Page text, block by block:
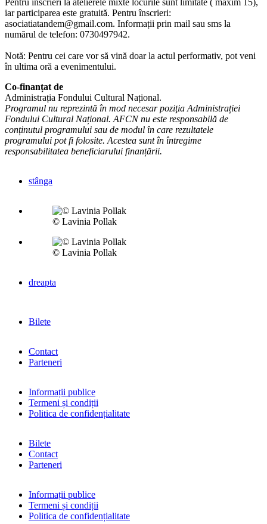
iar participarea este gratuită. Pentru înscrieri:
asociatiatandem@gmail.com. Informații prin mail sau sms la
numărul de telefon: 0730497942.
Notă: Pentru cei care vor să vină doar la actul performativ, pot veni
în ultima oră a evenimentului.
Co-finanțat de
Administrația Fondului Cultural Național.
Programul nu reprezintă în mod necesar poziţia Administrației
Fondului Cultural Național. AFCN nu este responsabilă de
conținutul programului sau de modul în care rezultatele
programului pot fi folosite. Acestea sunt în întregime
responsabilitatea beneficiarului finanțării.
stânga
© Lavinia Pollak
© Lavinia Pollak
dreapta
Bilete
Contact
Parteneri
Informații publice
Termeni și condiții
Politica de confidențialitate
Bilete
Contact
Parteneri
Informații publice
Termeni și condiții
Politica de confidențialitate